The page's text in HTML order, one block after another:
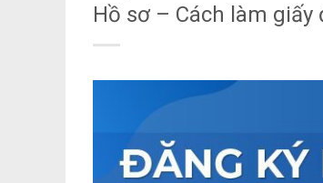
Hồ sơ – Cách làm